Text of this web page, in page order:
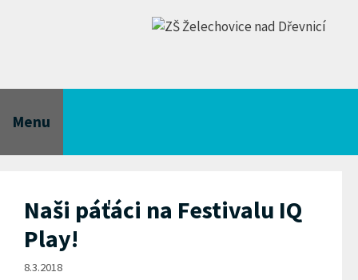
Menu
Naši páťáci na Festivalu IQ
Play!
8.3.2018